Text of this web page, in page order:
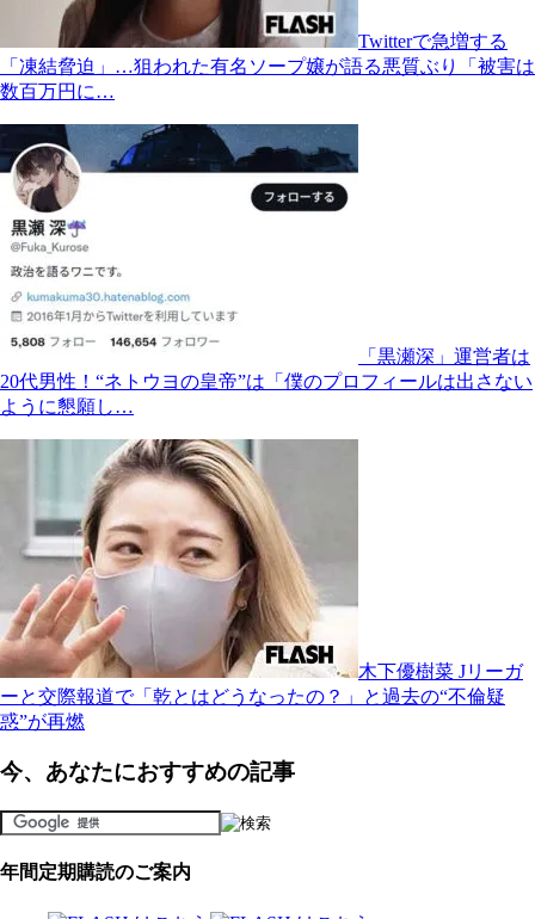
Twitterで急増する
「凍結脅迫」…狙われた有名ソープ嬢が語る悪質ぶり「被害は
数百万円に…
「黒瀬深」運営者は
20代男性！“ネトウヨの皇帝”は「僕のプロフィールは出さない
ように懇願し…
木下優樹菜 Jリーガ
ーと交際報道で「乾とはどうなったの？」と過去の“不倫疑
惑”が再燃
今、あなたにおすすめの記事
年間定期購読のご案内